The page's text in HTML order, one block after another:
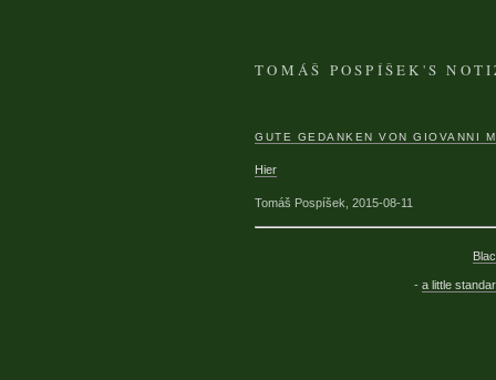
TOMÁŠ POSPÍŠEK'S
GUTE GEDANKEN VON GIOVANNI
Hier
Tomáš Pospíšek, 2015-08-11
- a little